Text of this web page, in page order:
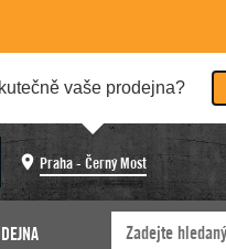
vaše prodejna?
Praha - Černý Most